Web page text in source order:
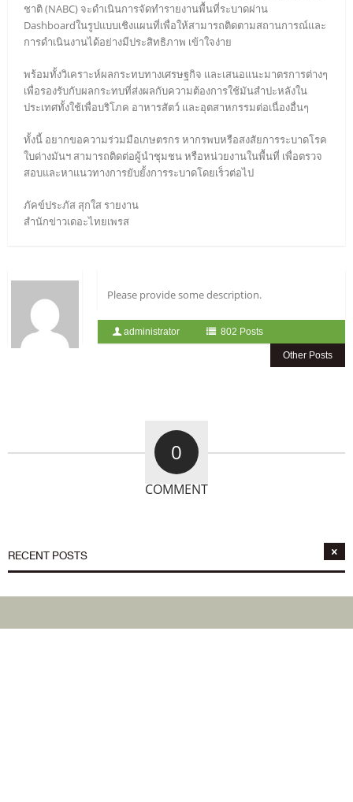
ชาติ (NABC) จะดำเนินการจัดทำรายงานพื้นที่ระบาดผ่าน
Dashboardในรูปแบบเชิงแผนที่เพื่อให้สามารถติดตามสถานการณ์และ
การดำเนินงานได้อย่างมีประสิทธิภาพ เข้าใจง่าย
พร้อมทั้งวิเคราะห์ผลกระทบทางเศรษฐกิจ และเสนอแนะมาตรการต่างๆ
เพื่อรองรับกับผลกระทบที่ส่งผลกับความต้องการใช้มันสำปะหลังใน
ประเทศทั้งใช้เพื่อบริโภค อาหารสัตว์ และอุตสาหกรรมต่อเนื่องอื่นๆ
ทั้งนี้ อยากขอความร่วมมือเกษตรกร หากรพบหรือสงสัยการระบาดโรค
ใบด่างมันฯ สามารถติดต่อผู้นำชุมชน หรือหน่วยงานในพื้นที่ เพื่อตรวจ
สอบและหาแนวทางการยับยั้งการระบาดโดยเร็วต่อไป
ภัคข์ประภัส สุกใส รายงาน
สำนักข่าวเดอะไทยเพรส
Please provide some description.
administrator 802 Posts
Other Posts
0
COMMENT
RECENT POSTS